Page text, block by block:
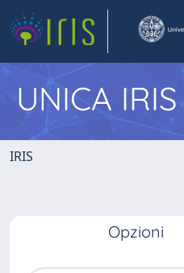
UNICA IRIS
IRIS
Opzioni